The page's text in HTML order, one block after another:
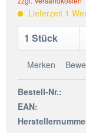
Lieferzeit 1
Merken
Bestell-Nr.:
EAN: